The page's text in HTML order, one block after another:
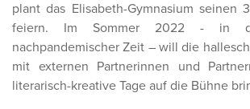
plant das Elisabeth-Gymnasium seinen
feiern. Im Sommer 2022 - in
nachpandemischer Zeit – will die
mit externen Partnerinnen und
literarisch-kreative Tage auf die Bühne